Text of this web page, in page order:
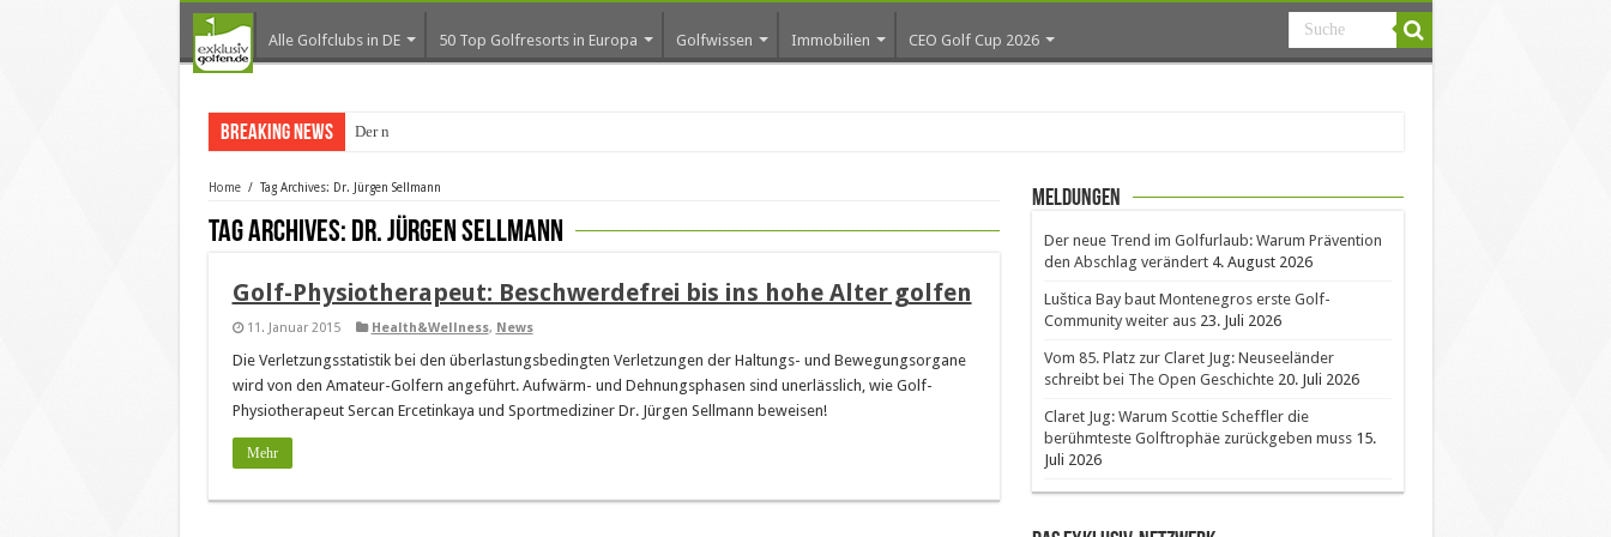
Alle Golfclubs in DE 50 Top Golfresorts in Europa Golfwissen Immobilien CEO Golf Cup 2026
Breaking News Der neue Tren
Home / Tag Archives: Dr. Jürgen Sellmann
Tag Archives: Dr. Jürgen Sellmann
Golf-Physiotherapeut: Beschwerdefrei bis ins hohe Alter golfen
11. Januar 2015 Health&Wellness, News
Die Verletzungsstatistik bei den überlastungsbedingten Verletzungen der Haltungs- und Bewegungsorgane
wird von den Amateur-Golfern angeführt. Aufwärm- und Dehnungsphasen sind unerlässlich, wie Golf-
Physiotherapeut Sercan Ercetinkaya und Sportmediziner Dr. Jürgen Sellmann beweisen!
Mehr
Meldungen
Der neue Trend im Golfurlaub: Warum Prävention
den Abschlag verändert 4. August 2026
Luštica Bay baut Montenegros erste Golf-
Community weiter aus 23. Juli 2026
Vom 85. Platz zur Claret Jug: Neuseeländer
schreibt bei The Open Geschichte 20. Juli 2026
Claret Jug: Warum Scottie Scheffler die
berühmteste Golftrophäe zurückgeben muss 15.
Juli 2026